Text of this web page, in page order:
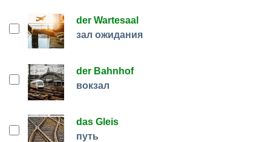
der Wartesaal
зал ожидания
der Bahnhof
вокзал
das Gleis
путь